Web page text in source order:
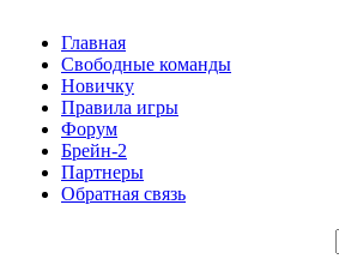
Главная
Свободные команды
Новичку
Правила игры
Форум
Брейн-2
Партнеры
Обратная связь